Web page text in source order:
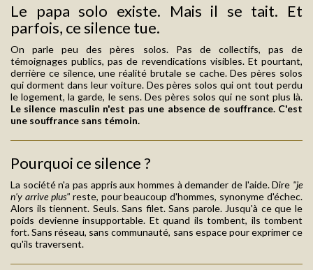
Le papa solo existe. Mais il se tait. Et
parfois, ce silence tue.
On parle peu des pères solos. Pas de collectifs, pas de
témoignages publics, pas de revendications visibles. Et pourtant,
derrière ce silence, une réalité brutale se cache. Des pères solos
qui dorment dans leur voiture. Des pères solos qui ont tout perdu
le logement, la garde, le sens. Des pères solos qui ne sont plus là.
Le silence masculin n'est pas une absence de souffrance. C'est
une souffrance sans témoin.
Pourquoi ce silence ?
La société n'a pas appris aux hommes à demander de l'aide. Dire "je
n'y arrive plus"reste, pour beaucoup d'hommes, synonyme d'échec.
Alors ils tiennent. Seuls. Sans filet. Sans parole. Jusqu'à ce que le
poids devienne insupportable. Et quand ils tombent, ils tombent
fort. Sans réseau, sans communauté, sans espace pour exprimer ce
qu'ils traversent.